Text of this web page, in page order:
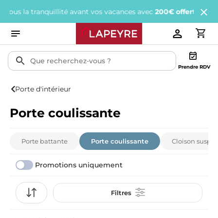
avant vos vacances avec200€ offertstous les 1 000€
Prendre RDV
Porte d'intérieur
Porte coulissante
Porte battante Porte coulissante Cloison
Promotions uniquement
Filtres